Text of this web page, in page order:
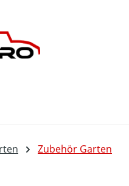
Zubehör Garten